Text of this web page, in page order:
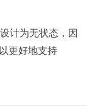
计为无状态，因
更好地支持